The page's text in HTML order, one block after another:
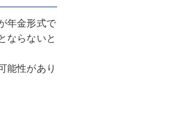
年金形式で
ならないと
能性があり